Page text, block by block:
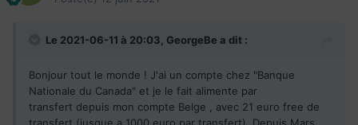
Le 2021-06-11 à 20:03, GeorgeBe a dit :
Bonjour tout le monde ! J'ai un compte chez "Banque
Nationale du Canada" et je le fait alimente par
transfert depuis mon compte Belge , avec 21 euro free de
transfert (jusque a 1000 euro par transfert). Depuis Mars